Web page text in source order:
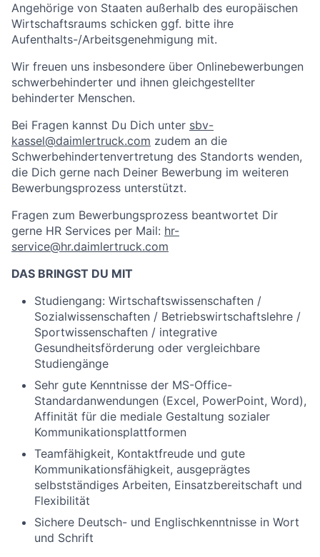
Angehörige von Staaten außerhalb des europäischen
Wirtschaftsraums schicken ggf. bitte ihre
Aufenthalts-/Arbeitsgenehmigung mit.
Wir freuen uns insbesondere über Onlinebewerbungen
schwerbehinderter und ihnen gleichgestellter
behinderter Menschen.
Bei Fragen kannst Du Dich unter sbv-
kassel@daimlertruck.com zudem an die
Schwerbehindertenvertretung des Standorts wenden,
die Dich gerne nach Deiner Bewerbung im weiteren
Bewerbungsprozess unterstützt.
Fragen zum Bewerbungsprozess beantwortet Dir
gerne HR Services per Mail: hr-
service@hr.daimlertruck.com
DAS BRINGST DU MIT
Studiengang: Wirtschaftswissenschaften /
Sozialwissenschaften / Betriebswirtschaftslehre /
Sportwissenschaften / integrative
Gesundheitsförderung oder vergleichbare
Studiengänge
Sehr gute Kenntnisse der MS-Office-
Standardanwendungen (Excel, PowerPoint, Word),
Affinität für die mediale Gestaltung sozialer
Kommunikationsplattformen
Teamfähigkeit, Kontaktfreude und gute
Kommunikationsfähigkeit, ausgeprägtes
selbstständiges Arbeiten, Einsatzbereitschaft und
Flexibilität
Sichere Deutsch- und Englischkenntnisse in Wort
und Schrift